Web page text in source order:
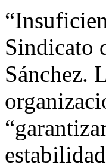
Sindicato
Sánchez.